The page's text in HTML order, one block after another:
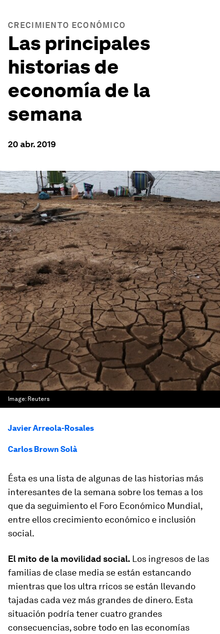
CRECIMIENTO ECONÓMICO
Las principales
historias de
economía de la
semana
20 abr. 2019
Image: Reuters
Javier Arreola-Rosales
Carlos Brown Solà
Ésta es una lista de algunas de las historias más
interesantes de la semana sobre los temas a los
que da seguimiento el Foro Económico Mundial,
entre ellos crecimiento económico e inclusión
social.
El mito de la movilidad social. Los ingresos de las
familias de clase media se están estancando
mientras que los ultra rricos se están llevando
tajadas cada vez más grandes de dinero. Esta
situación podría tener cuatro grandes
consecuencias, sobre todo en las economías